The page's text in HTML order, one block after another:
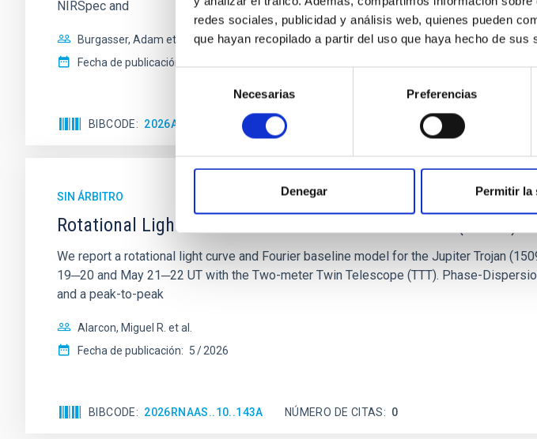
redes sociales, publicidad y análisis web, quienes pueden
que hayan recopilado a partir del uso que haya hecho de sus
consentimiento
Necesarias Preferencias
Denegar Permitir la
NIRSpec and
Burgasser, Adam et al.
Fecha de publicación:
BIBCODE 2026ASTCS..1110204B
SIN ÁRBITRO
Rotational Light Curve and Photometric Baseline of (15094)
We report a rotational light curve and Fourier baseline model for the Jupiter Trojan
19─20 and May 21─22 UT with the Two-meter Twin Telescope (TTT). Phase-
and a peak-to-peak
Alarcon, Miguel R. et al.
Fecha de publicación: 5 2026
BIBCODE 2026RNAAS..10..143A NÚMERO DE CITAS 0